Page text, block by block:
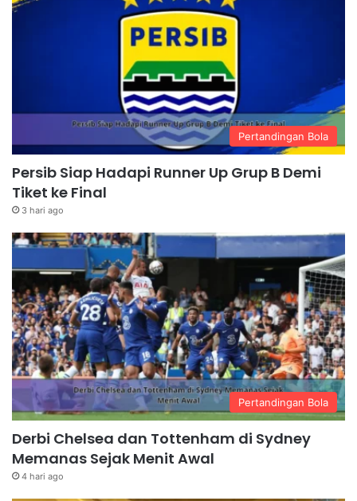
Pertandingan Bola
Persib Siap Hadapi Runner Up Grup B Demi
Tiket ke Final
3 hari ago
Pertandingan Bola
Derbi Chelsea dan Tottenham di Sydney
Memanas Sejak Menit Awal
4 hari ago